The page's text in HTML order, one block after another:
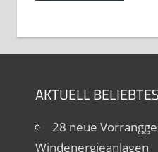
AKTUELL
28 neue
Windenergieanlagen